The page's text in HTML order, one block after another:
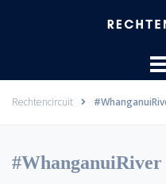
Rechtencircuit
#WhanganuiRiver